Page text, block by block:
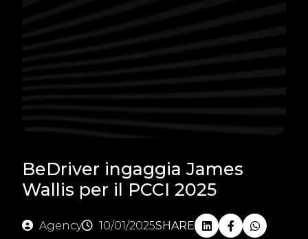
BeDriver ingaggia James
Wallis per il PCCI 2025
Agency 10/01/2025SHARE